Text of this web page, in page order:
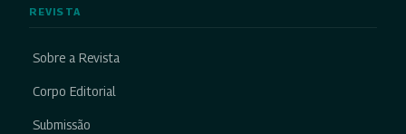
REVISTA
Sobre a Revista
Corpo Editorial
Submissão